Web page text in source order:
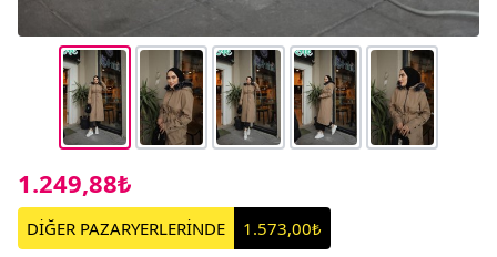
1.249,88₺
DİĞER PAZARYERLERİNDE 1.573,00₺